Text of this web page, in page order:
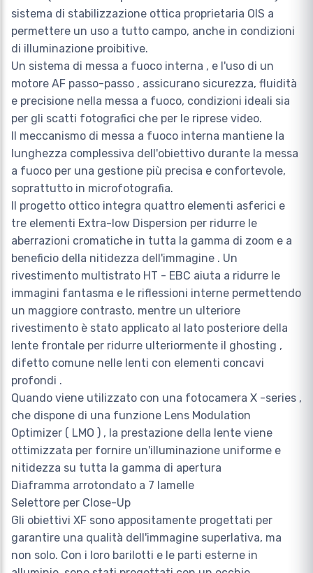
sistema di stabilizzazione ottica proprietaria OIS a
permettere un uso a tutto campo, anche in condizioni
di illuminazione proibitive.
Un sistema di messa a fuoco interna , e l'uso di un
motore AF passo-passo , assicurano sicurezza, fluidità
e precisione nella messa a fuoco, condizioni ideali sia
per gli scatti fotografici che per le riprese video.
Il meccanismo di messa a fuoco interna mantiene la
lunghezza complessiva dell'obiettivo durante la messa
a fuoco per una gestione più precisa e confortevole,
soprattutto in microfotografia.
Il progetto ottico integra quattro elementi asferici e
tre elementi Extra-low Dispersion per ridurre le
aberrazioni cromatiche in tutta la gamma di zoom e a
beneficio della nitidezza dell'immagine . Un
rivestimento multistrato HT - EBC aiuta a ridurre le
immagini fantasma e le riflessioni interne permettendo
un maggiore contrasto, mentre un ulteriore
rivestimento è stato applicato al lato posteriore della
lente frontale per ridurre ulteriormente il ghosting ,
difetto comune nelle lenti con elementi concavi
profondi .
Quando viene utilizzato con una fotocamera X -series ,
che dispone di una funzione Lens Modulation
Optimizer ( LMO ) , la prestazione della lente viene
ottimizzata per fornire un'illuminazione uniforme e
nitidezza su tutta la gamma di apertura
Diaframma arrotondato a 7 lamelle
Selettore per Close-Up
Gli obiettivi XF sono appositamente progettati per
garantire una qualità dell'immagine superlativa, ma
non solo. Con i loro barilotti e le parti esterne in